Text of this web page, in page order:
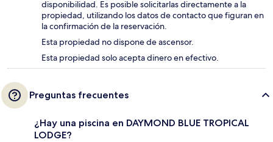
disponibilidad. Es posible solicitarlas directamente a la
propiedad, utilizando los datos de contacto que figuran en
la confirmación de la reservación.
Esta propiedad no dispone de ascensor.
Esta propiedad solo acepta dinero en efectivo.
Preguntas frecuentes
¿Hay una piscina en DAYMOND BLUE TROPICAL
LODGE?